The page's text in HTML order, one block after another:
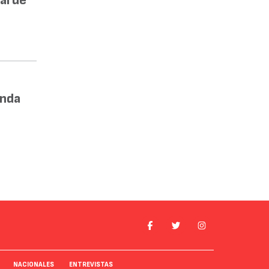
NACIONALES ENTREVISTAS